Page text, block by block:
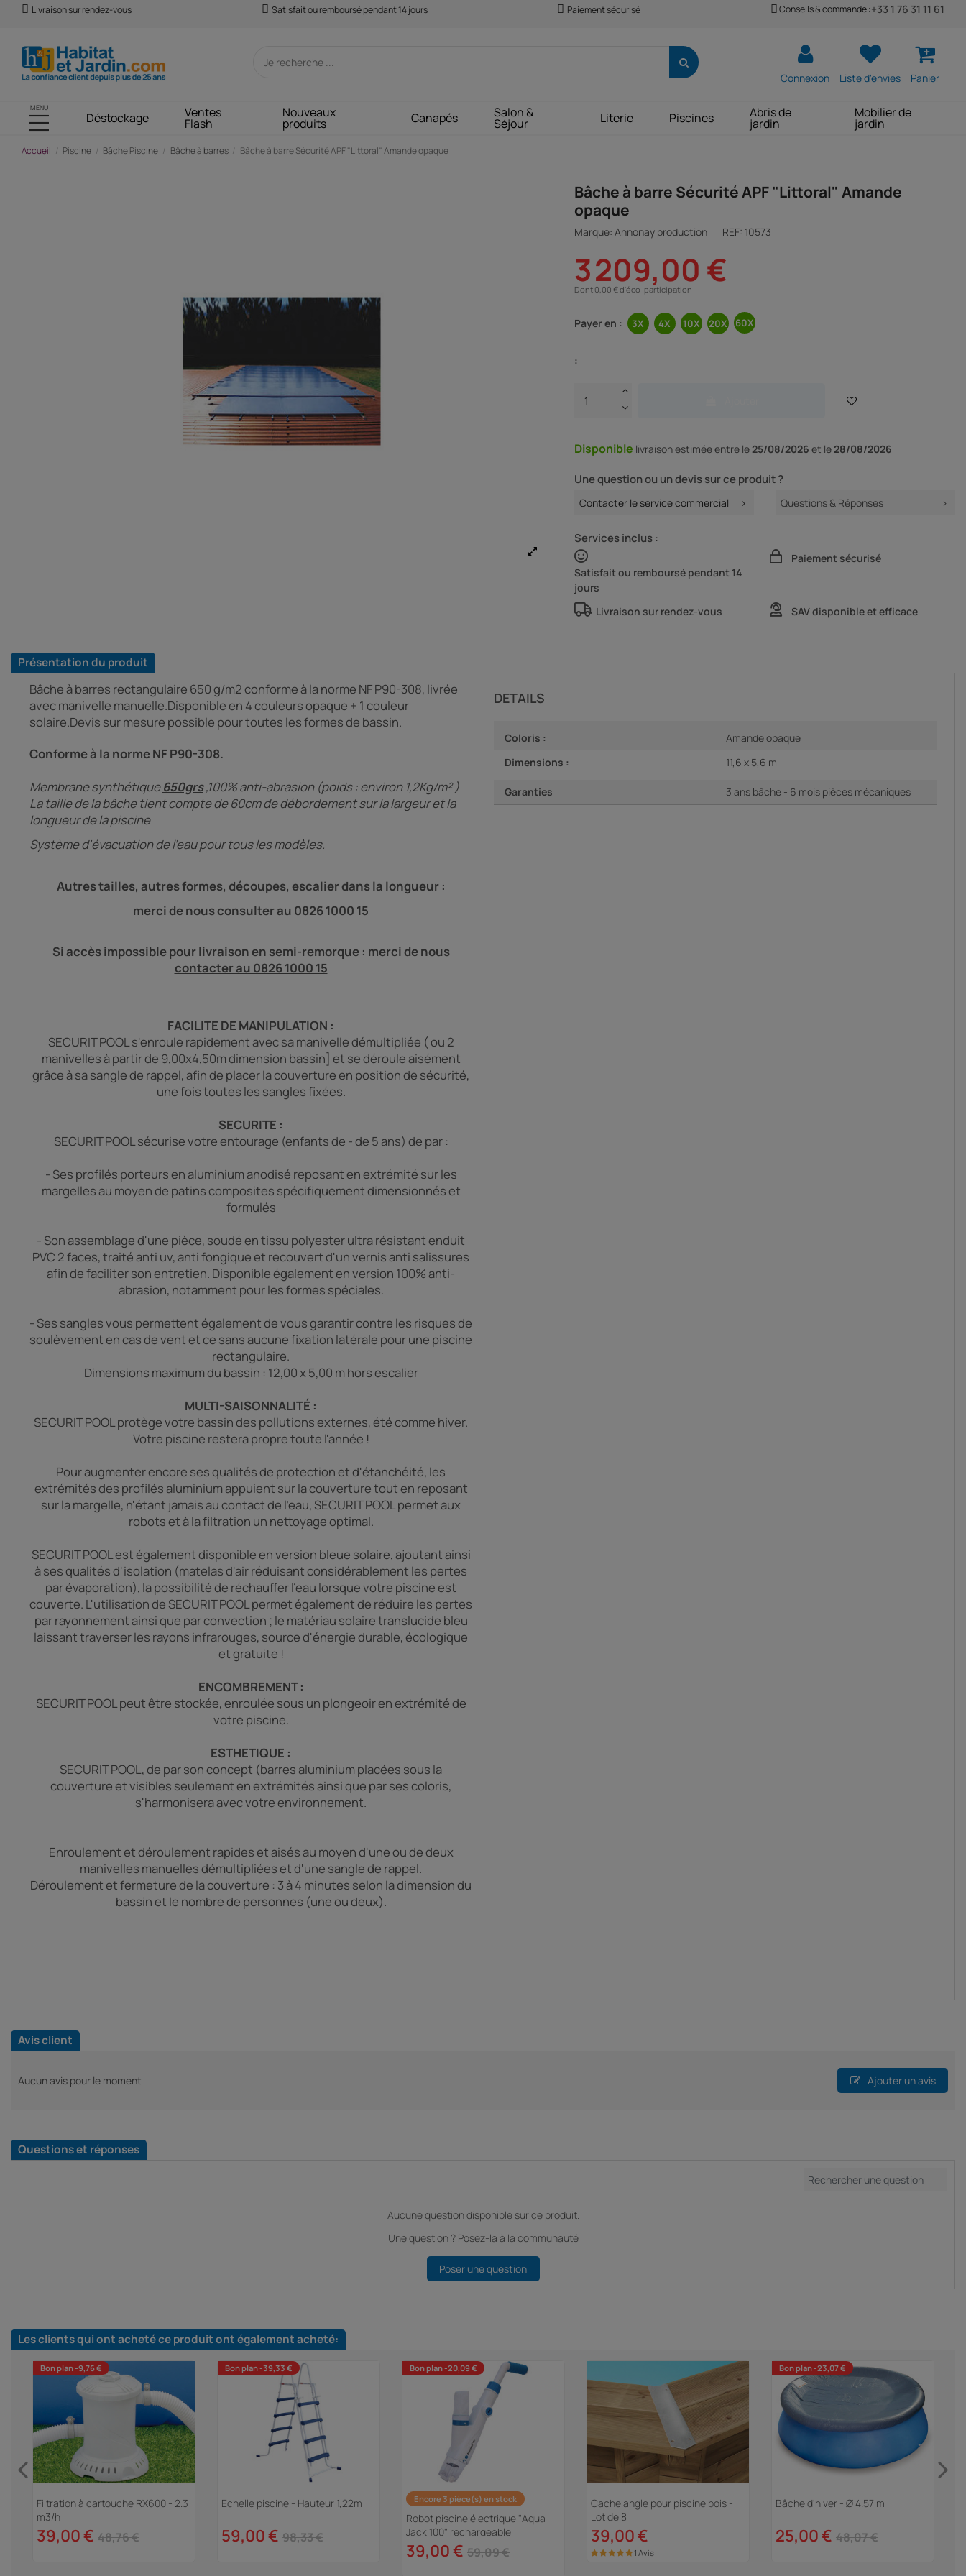
Livraison sur rendez-vous Satisfait ou remboursé pendant 14 jours Paiement sécurisé Conseils & commande :+33 1 76 31 11 61
Connexion Liste d'envies Panier
MENU
Déstockage Ventes
Flash
Nouveaux
produits Canapés Salon &
Séjour Literie Piscines Abris de
jardin
Mobilier de
jardin
Accueil Piscine Bâche Piscine Bâche à barres Bâche à barre Sécurité APF "Littoral" Amande opaque
Bâche à barre Sécurité APF "Littoral" Amande
opaque
Marque: Annonay production REF: 10573
3 209,00 €
Dont 0,00 € d'éco-participation
Payer en :
:
Disponible livraisonestimée entre le 25/08/2026 et le 28/08/2026
Une question ou un devis sur ce produit ?
Contacter le service commercial Questions & Réponses
Services inclus :
Satisfait ou remboursé pendant 14
jours
Paiement sécurisé
Livraison sur rendez-vous SAV disponible et efficace
Présentation du produit
Bâche à barres rectangulaire 650 g/m2 conforme à la norme NF P90-308, livrée
avec manivelle manuelle.Disponible en 4 couleurs opaque + 1 couleur
solaire.Devis sur mesure possible pour toutes les formes de bassin.
Conforme à la norme NF P90-308.
Membrane synthétique 650grs,100% anti-abrasion (poids : environ 1,2Kg/m² )
La taille de la bâche tient compte de 60cm de débordement sur la largeur et la
longueur de la piscine
Système d'évacuation de l'eau pour tous les modèles.
Autres tailles, autres formes, découpes, escalier dans la longueur :
merci de nous consulter au 0826 1000 15
Si accès impossible pour livraison en semi-remorque : merci de nous
contacter au 0826 1000 15
FACILITE DE MANIPULATION :
SECURIT POOL s'enroule rapidement avec sa manivelle démultipliée ( ou 2
manivelles à partir de 9,00x4,50m dimension bassin] et se déroule aisément
grâce à sa sangle de rappel, afin de placer la couverture en position de sécurité,
une fois toutes les sangles fixées.
SECURITE :
SECURIT POOL sécurise votre entourage (enfants de - de 5 ans) de par :
- Ses profilés porteurs en aluminium anodisé reposant en extrémité sur les
margelles au moyen de patins composites spécifiquement dimensionnés et
formulés
- Son assemblage d'une pièce, soudé en tissu polyester ultra résistant enduit
PVC 2 faces, traité anti uv, anti fongique et recouvert d'un vernis anti salissures
afin de faciliter son entretien. Disponible également en version 100% anti-
abrasion, notamment pour les formes spéciales.
- Ses sangles vous permettent également de vous garantir contre les risques de
soulèvement en cas de vent et ce sans aucune fixation latérale pour une piscine
rectangulaire.
Dimensions maximum du bassin : 12,00 x 5,00 m hors escalier
MULTI-SAISONNALITÉ :
SECURIT POOL protège votre bassin des pollutions externes, été comme hiver.
Votre piscine restera propre toute l'année !
Pour augmenter encore ses qualités de protection et d'étanchéité, les
extrémités des profilés aluminium appuient sur la couverture tout en reposant
sur la margelle, n'étant jamais au contact de l'eau, SECURIT POOL permet aux
robots et à la filtration un nettoyage optimal.
SECURIT POOL est également disponible en version bleue solaire, ajoutant ainsi
à ses qualités d'isolation (matelas d'air réduisant considérablement les pertes
par évaporation), la possibilité de réchauffer l'eau lorsque votre piscine est
couverte. L'utilisation de SECURIT POOL permet également de réduire les pertes
par rayonnement ainsi que par convection ; le matériau solaire translucide bleu
laissant traverser les rayons infrarouges, source d'énergie durable, écologique
et gratuite !
ENCOMBREMENT :
SECURIT POOL peut être stockée, enroulée sous un plongeoir en extrémité de
votre piscine.
ESTHETIQUE :
SECURIT POOL, de par son concept (barres aluminium placées sous la
couverture et visibles seulement en extrémités ainsi que par ses coloris,
s'harmonisera avec votre environnement.
Enroulement et déroulement rapides et aisés au moyen d'une ou de deux
manivelles manuelles démultipliées et d'une sangle de rappel.
Déroulement et fermeture de la couverture : 3 à 4 minutes selon la dimension du
bassin et le nombre de personnes (une ou deux).
DETAILS
Coloris :
Amande opaque
Dimensions :
11,6 x 5,6 m
Garanties 3 ans bâche - 6 mois pièces mécaniques
Avis client
Aucun avis pour le moment Ajouter un avis
Questions et réponses
Aucune question disponible sur ce produit.
Une question ? Posez-la à la communauté
Poser une question
Les clients qui ont acheté ce produit ont également acheté:
Bon plan -9,76 €
Filtration à cartouche RX600 - 2.3
m3/h
39,00 € 48,76 €
Bon plan -39,33 €
Echelle piscine - Hauteur 1,22m
59,00 € 98,33 €
Bon plan -20,09 €
Encore 3 pièce(s) en stock
Robot piscine électrique "Aqua
Jack 100" rechargeable
39,00 € 59,09 €
Cache angle pour piscine bois -
Lot de 8
39,00 €
1 Avis
Bon plan -23,07 €
Bâche d'hiver - Ø 4.57 m
25,00 € 48,07 €